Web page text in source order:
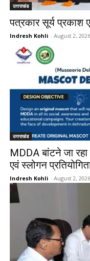
उत्तराखंड
पत्रकार सूर्य प्रकाश
Indresh Kohli - August 2, 2026
उत्तराखंड
MDDA बांटने जा
एवं स्लोगन
Indresh Kohli - August 2, 2026